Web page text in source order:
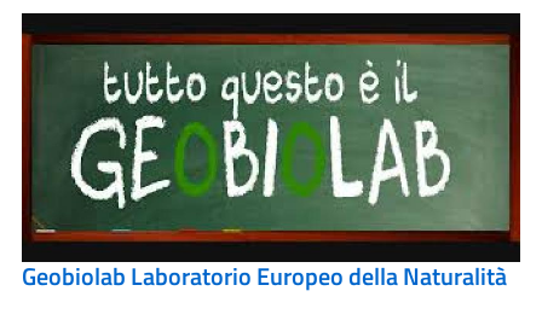
Geobiolab Laboratorio Europeo della Naturalità